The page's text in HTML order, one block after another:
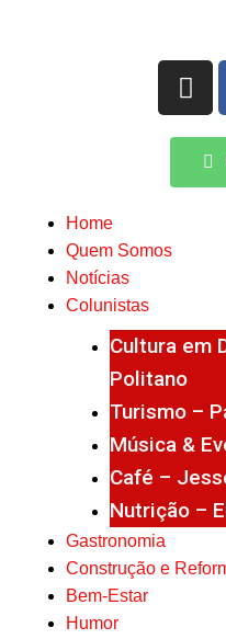
Home
Quem Somos
Notícias
Colunistas
Cultura em
Politano
Turismo –
Música &
Café –
Nutrição –
Gastronomia
Construção e
Bem-Estar
Humor